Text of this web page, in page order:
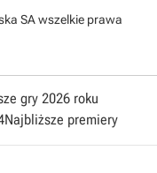
SA wszelkie prawa
gry 2026 roku
Najbliższe premiery